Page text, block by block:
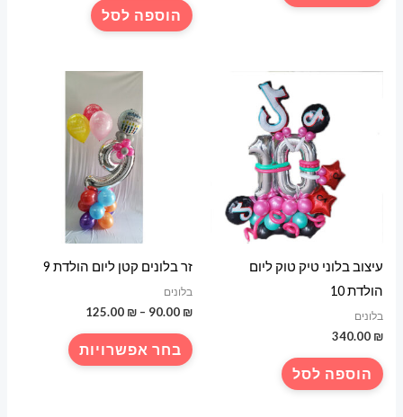
הוספה לסל
עיצוב בלוני טיק טוק ליום
הולדת 10
בלונים
340.00 ₪
הוספה לסל
זר בלונים קטן ליום הולדת 9
בלונים
90.00 ₪
–
125.00 ₪
עדבחר אפשרויות